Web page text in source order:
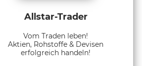
Allstar-Trader
Vom Traden leben!
Aktien, Rohstoffe & Devisen
erfolgreich handeln!